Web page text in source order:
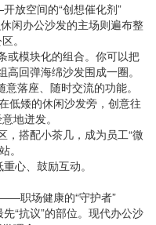
放空间的“创想催化剂”
闲办公沙发的主场则遍布整
。
或模块化的组合。你可以把
回弹海绵沙发围成一圈。
落座、随时交流的功能。
低矮的休闲沙发旁，创意往
地迸发。
，搭配小茶几，成为员工“微
。
心、鼓励互动。
职场健康的“守护者”
“抗议”的部位。现代办公沙